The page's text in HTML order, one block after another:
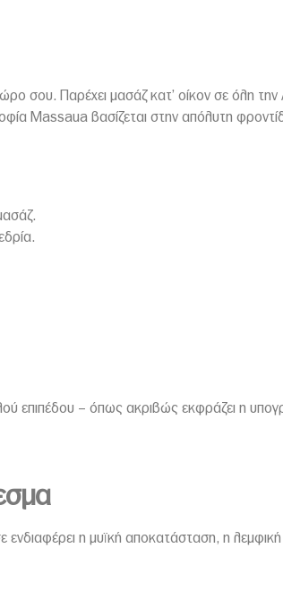
σου. Παρέχει μασάζ κατ’ οίκον σε όλη την
Massaua βασίζεται στην απόλυτη
επιπέδου – όπως ακριβώς εκφράζει η
η μυϊκή αποκατάσταση, η λεμφική